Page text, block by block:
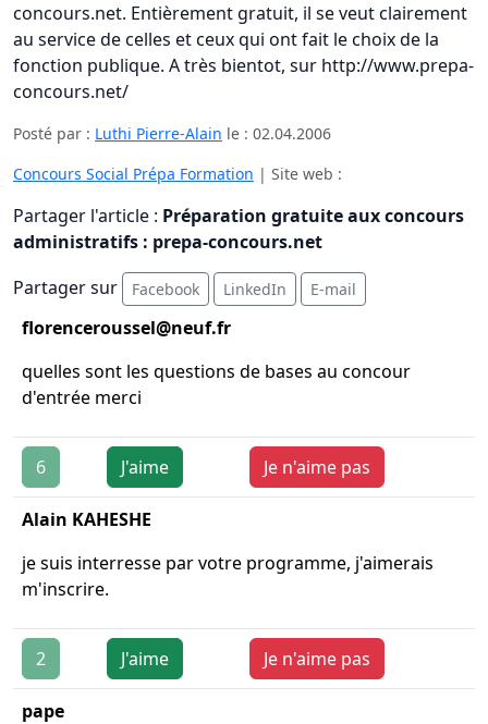
concours.net. Entièrement gratuit, il se veut clairement
au service de celles et ceux qui ont fait le choix de la
fonction publique. A très bientot, sur http://www.prepa-
concours.net/
Posté par : Luthi Pierre-Alain le : 02.04.2006
Concours Social Prépa Formation | Site web :
Partager l'article : Préparation gratuite aux concours
administratifs : prepa-concours.net
Partager sur
Facebook LinkedIn E-mail
florenceroussel@neuf.fr
quelles sont les questions de bases au concour
d'entrée merci
6 J'aime Je n'aime pas
Alain KAHESHE
je suis interresse par votre programme, j'aimerais
m'inscrire.
2 J'aime Je n'aime pas
pape